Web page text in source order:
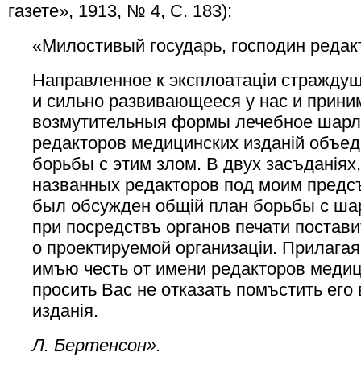
газете», 1913, № 4, С. 183):
«Милостивый государь, господин
Направленное к эксплоатацiи
и сильно развивающееся у нас и
возмутительныя формы лечебное
редакторов медицинских изданiй
борьбы с этим злом. В двух
названных редакторов под моим
был обсужден общiй план борьбы с
при посредствъ органов печати
о проектируемой организацiи.
имъю честь от имени редакторов
просить Вас не отказать помъстить
изданiя.
Л. Бертенсон».